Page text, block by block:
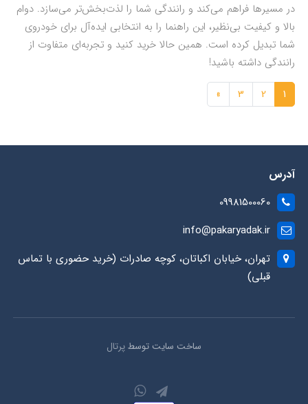
در مسیرها فراهم می‌کند و رانندگی شما را لذت‌بخش‌تر می‌سازد. دوام
بالا و کیفیت بی‌نظیر، این راهنما را به انتخابی ایده‌آل برای خودروی
شما تبدیل کرده است. همین حالا خرید کنید و تجربه‌ای متفاوت از
رانندگی داشته باشید!
1
2
3
»
آدرس
09981500060
info@pakaryadak.ir
تهران، خیابان اکباتان، کوچه صادرات (خرید حضوری با تماس
قبلی)
ساخت سایت توسطپرتال